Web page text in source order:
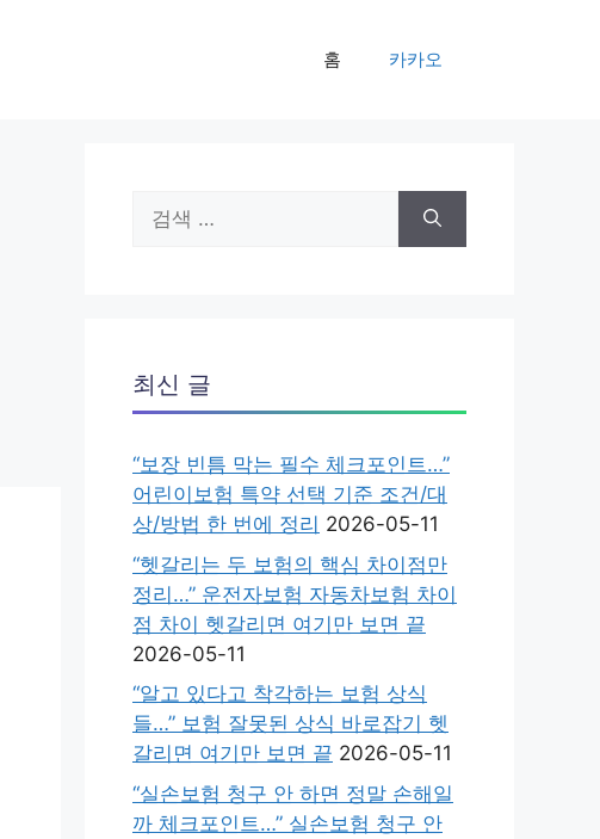
홈 카카오
색:
최신 글
“보장 빈틈 막는 필수 체크포인트…”
어린이보험 특약 선택 기준 조건/대
상/방법 한 번에 정리 2026-05-11
“헷갈리는 두 보험의 핵심 차이점만
정리…” 운전자보험 자동차보험 차이
점 차이 헷갈리면 여기만 보면 끝
2026-05-11
“알고 있다고 착각하는 보험 상식
들…” 보험 잘못된 상식 바로잡기 헷
갈리면 여기만 보면 끝 2026-05-11
“실손보험 청구 안 하면 정말 손해일
까 체크포인트…” 실손보험 청구 안